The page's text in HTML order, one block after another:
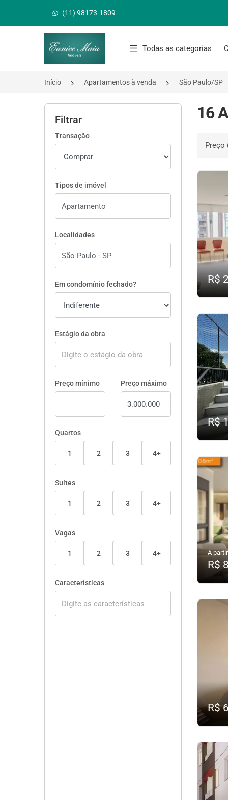
(11) 98173-1809
Página inicial
Todas as categorias
Início Apartamentos à venda São Paulo/SP
Filtrar
Transação
Tipos de imóvel
Localidades
Em condomínio fechado?
Estágio da obra
Preço mínimo Preço máximo
Quartos
1 2 3 4+
Suítes
1 2 3 4+
Vagas
1 2 3 4+
Características
16
Ordenar
R$
R$
A
R$
R$